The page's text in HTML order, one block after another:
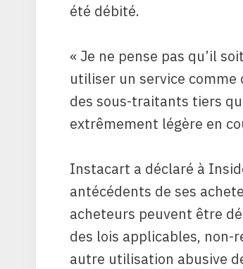
été débité.
« Je ne pense pas qu’il
utiliser un service
des sous-traitants tiers
extrêmement légère en
Instacart a déclaré à
antécédents de ses
acheteurs peuvent être
des lois applicables, non-
autre utilisation abusive